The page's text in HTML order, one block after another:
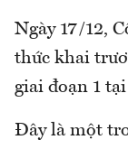
Ngày 17/12,
thức khai
giai đoạn 1
Đây là một